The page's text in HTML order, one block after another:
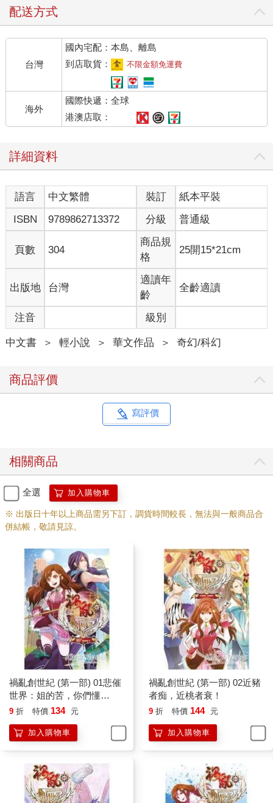
到餐廳裡的肉食櫃前，捲走烤肉若干，再「刺溜」一聲竄出，一
俊美壯男把肩上的木頭放到地上，直起身子對雲千千鄙視的
比了個中指。香蕉的！族裡的魅影技能是多麼稀罕的絕學啊，可
是一落到這爛水果的手裡，也就是個偷雞摸狗、腳底抹油的猥瑣
技能，看了就踏馬的讓人生氣。
「帥哥啊，族裡有啥任務嗎？」雲千千早不介意族裡人在看
到自己時，那臉上經常出現的鄙視、失望、悲憤、懊惱、沮喪等
「要任務？」俊美壯男瞥了她一眼，指指地上的一堆木頭和
旁邊的半成品木棚，「那來幫我搭棚子吧！按進度給獎勵。」
「好的！」雲千千再啃幾口，把其他肉往空間袋裡一丟，捲
捲袖子上前開工，邊幹邊順口問：「我們修羅族也打算開展養殖
業了？您打算餵豬還是養牛啊？前面部分倒是修得不錯，這棚子
看起來應該夠結實！」
「……這是我打算修來當結婚新房的。」俊美壯男面無表情
的說。
雲千千聞言，瞬間僵滯數秒，半晌後回過神，接著立即更賣
力的幹起活來，口中若無其事的糾正改口道：「這房子真不錯，
看這建材，原木的！看這裝修，田園風！看這面積……呃，看這
好不容易絞盡腦汁揪出幾點來誇完，雲千千轉過頭去就是一
俊美壯男「切」了聲，根本沒打算和雲千千拌嘴。他早知道
這女孩說話的時候，當她是在放屁就行，根本不用搭理……
「對了，帥哥你要結婚了啊？」雲千千邊幹著活，邊想起了
另外一個重要的問題。
NPC結婚！？她倒是真的很少聽說。
一般遊戲裡NPC的戶口狀態和家庭成分都是固定了的，沒結
婚的NPC們守寡的守寡，打光棍的打光棍，急得抓心撓肺Ｘ火焚
身，人家系統就是死活不讓人登記辦手續。結了婚的則是恰恰相
反，別管家庭多麼不合，黃臉婆那張臉看得多麼疲憊，還是得永
無休止的繼續湊合下去，讓人想想就有種人生無望的絕境末路之
感……
於是這個俊美壯男說他要結婚，想當然的雲千千肯定會覺得
詫異。
俊美壯男邊搭棚……房子，邊看了雲千千一眼：「新娘身分
不簡單，妳別想著搗亂啊！」
「……」本來沒那心思，被他這麼一說，她還真想搗亂
搭完棚子，雲千千百無聊賴的在修羅族裡到處亂逛，順便打
量過往族人，準備抓個口風不嚴的傢伙出來，好套點關於俊美壯
男他媳婦的個人資訊。
配送方式
台灣
國內宅配：本島、離島
到店取貨：
不限金額免運費
海外
國際快遞：全球
港澳店取：
詳細資料
語言 中文繁體 裝訂
紙本平裝
ISBN
9789862713372 分級 普通級
頁數 304
商品規
格
25開15*21cm
出版地 台灣
適讀年
齡
全齡適讀
注音 級別
中文書 ＞ 輕小說 ＞ 華文作品 ＞ 奇幻/科幻
商品評價
寫評價
相關商品
全選 加入購物車
※ 出版日十年以上商品需另下訂，調貨時間較長，無法與一般商品合
併結帳，敬請見諒。
禍亂創世紀 (第一部) 01悲催
世界：姐的苦，你們懂
嗎！？
9 折 特價 134 元
加入購物車
禍亂創世紀 (第一部) 02近豬
者痴，近桃者衰！
9 折 特價 144 元
加入購物車